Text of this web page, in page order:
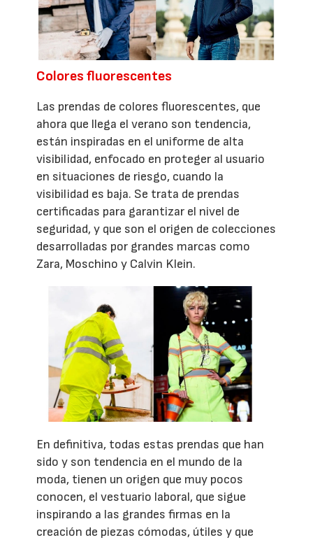
Colores fluorescentes
Las prendas de colores fluorescentes, que
ahora que llega el verano son tendencia,
están inspiradas en el uniforme de alta
visibilidad, enfocado en proteger al usuario
en situaciones de riesgo, cuando la
visibilidad es baja. Se trata de prendas
certificadas para garantizar el nivel de
seguridad, y que son el origen de colecciones
desarrolladas por grandes marcas como
Zara, Moschino y Calvin Klein.
En definitiva, todas estas prendas que han
sido y son tendencia en el mundo de la
moda, tienen un origen que muy pocos
conocen, el vestuario laboral, que sigue
inspirando a las grandes firmas en la
creación de piezas cómodas, útiles y que